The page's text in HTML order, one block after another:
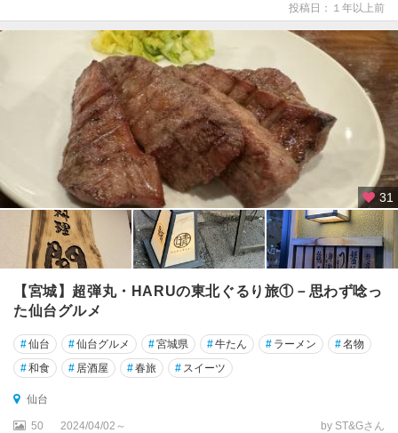
投稿日：１年以上前
31
【宮城】超弾丸・HARUの東北ぐるり旅①－思わず唸っ
た仙台グルメ
#仙台 #仙台グルメ #宮城県 #牛たん # ラーメン #名物
#和食 # 居酒屋 #春旅 # スイーツ
仙台
50 2024/04/02～ by ST&Gさん